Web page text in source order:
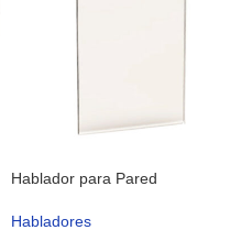
Hablador para Pared
Habladores